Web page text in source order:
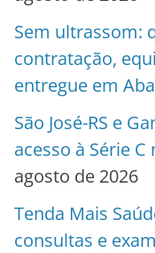
Sem ultrassom:
contratação,
entregue em
São José-RS e
acesso à Série
agosto de 2026
Tenda Mais
consultas e